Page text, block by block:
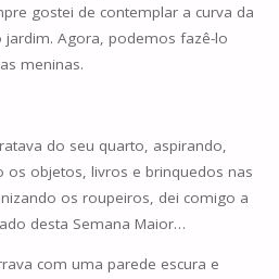
gostei de contemplar a curva da
jardim. Agora, podemos fazê-lo
meninas.
do seu quarto, aspirando,
objetos, livros e brinquedos nas
os roupeiros, dei comigo a
desta Semana Maior…
com uma parede escura e